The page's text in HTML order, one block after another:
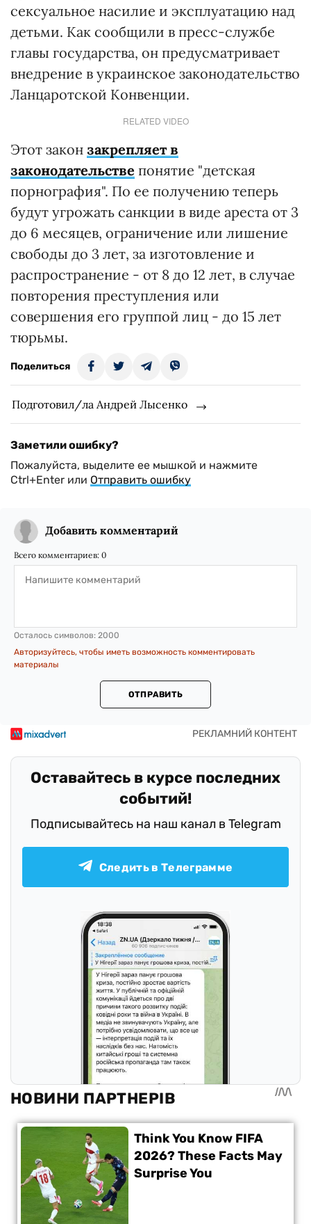
сексуальное насилие и эксплуатацию над
детьми. Как сообщили в пресс-службе
главы государства, он предусматривает
внедрение в украинское законодательство
Ланцаротской Конвенции.
RELATED VIDEO
Этот закон закрепляет в
законодательстве понятие "детская
порнография". По ее получению теперь
будут угрожать санкции в виде ареста от 3
до 6 месяцев, ограничение или лишение
свободы до 3 лет, за изготовление и
распространение - от 8 до 12 лет, в случае
повторения преступления или
совершения его группой лиц - до 15 лет
тюрьмы.
Поделиться
Подготовил/ла Андрей Лысенко
Заметили ошибку?
Пожалуйста, выделите ее мышкой и нажмите
Ctrl+Enter или Отправить ошибку
Добавить комментарий
Всего комментариев: 0
Осталось символов: 2000
Авторизуйтесь, чтобы иметь возможность комментировать
материалы
ОТПРАВИТЬ
Оставайтесь в курсе последних
событий!
Подписывайтесь на наш канал в Telegram
Следить в Телеграмме